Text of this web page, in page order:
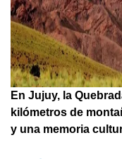
En Jujuy, la
kilómetros de
y una memoria